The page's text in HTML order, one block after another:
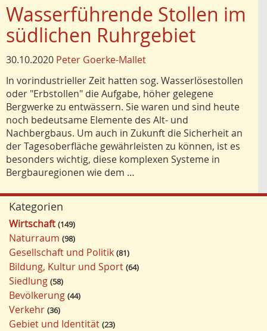
Wasserführende Stollen im
südlichen Ruhrgebiet
30.10.2020 Peter Goerke-Mallet
In vorindustrieller Zeit hatten sog. Wasserlösestollen
oder "Erbstollen" die Aufgabe, höher gelegene
Bergwerke zu entwässern. Sie waren und sind heute
noch bedeutsame Elemente des Alt- und
Nachbergbaus. Um auch in Zukunft die Sicherheit an
der Tagesoberfläche gewährleisten zu können, ist es
besonders wichtig, diese komplexen Systeme in
Bergbauregionen wie dem …
Kategorien
Wirtschaft 149
Naturraum 98
Gesellschaft und Politik 81
Bildung, Kultur und Sport 64
Siedlung 58
Bevölkerung 44
Verkehr 36
Gebiet und Identität 23